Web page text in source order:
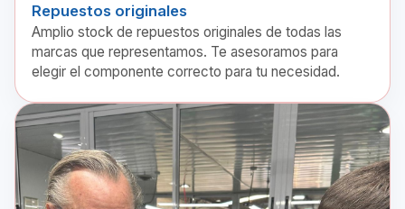
Repuestos originales
Amplio stock de repuestos originales de todas las
marcas que representamos. Te asesoramos para
elegir el componente correcto para tu necesidad.